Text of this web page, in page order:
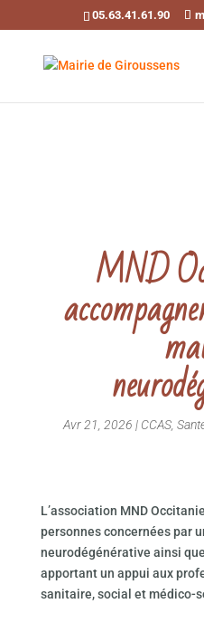
Ouvrir la barre d’outils
05.63.41.61.90
MND
Avr 21, 2026 | CCAS,
L’association MND
personnes concernées par
neurodégénérative ainsi
apportant un appui aux
sanitaire, social et médico-